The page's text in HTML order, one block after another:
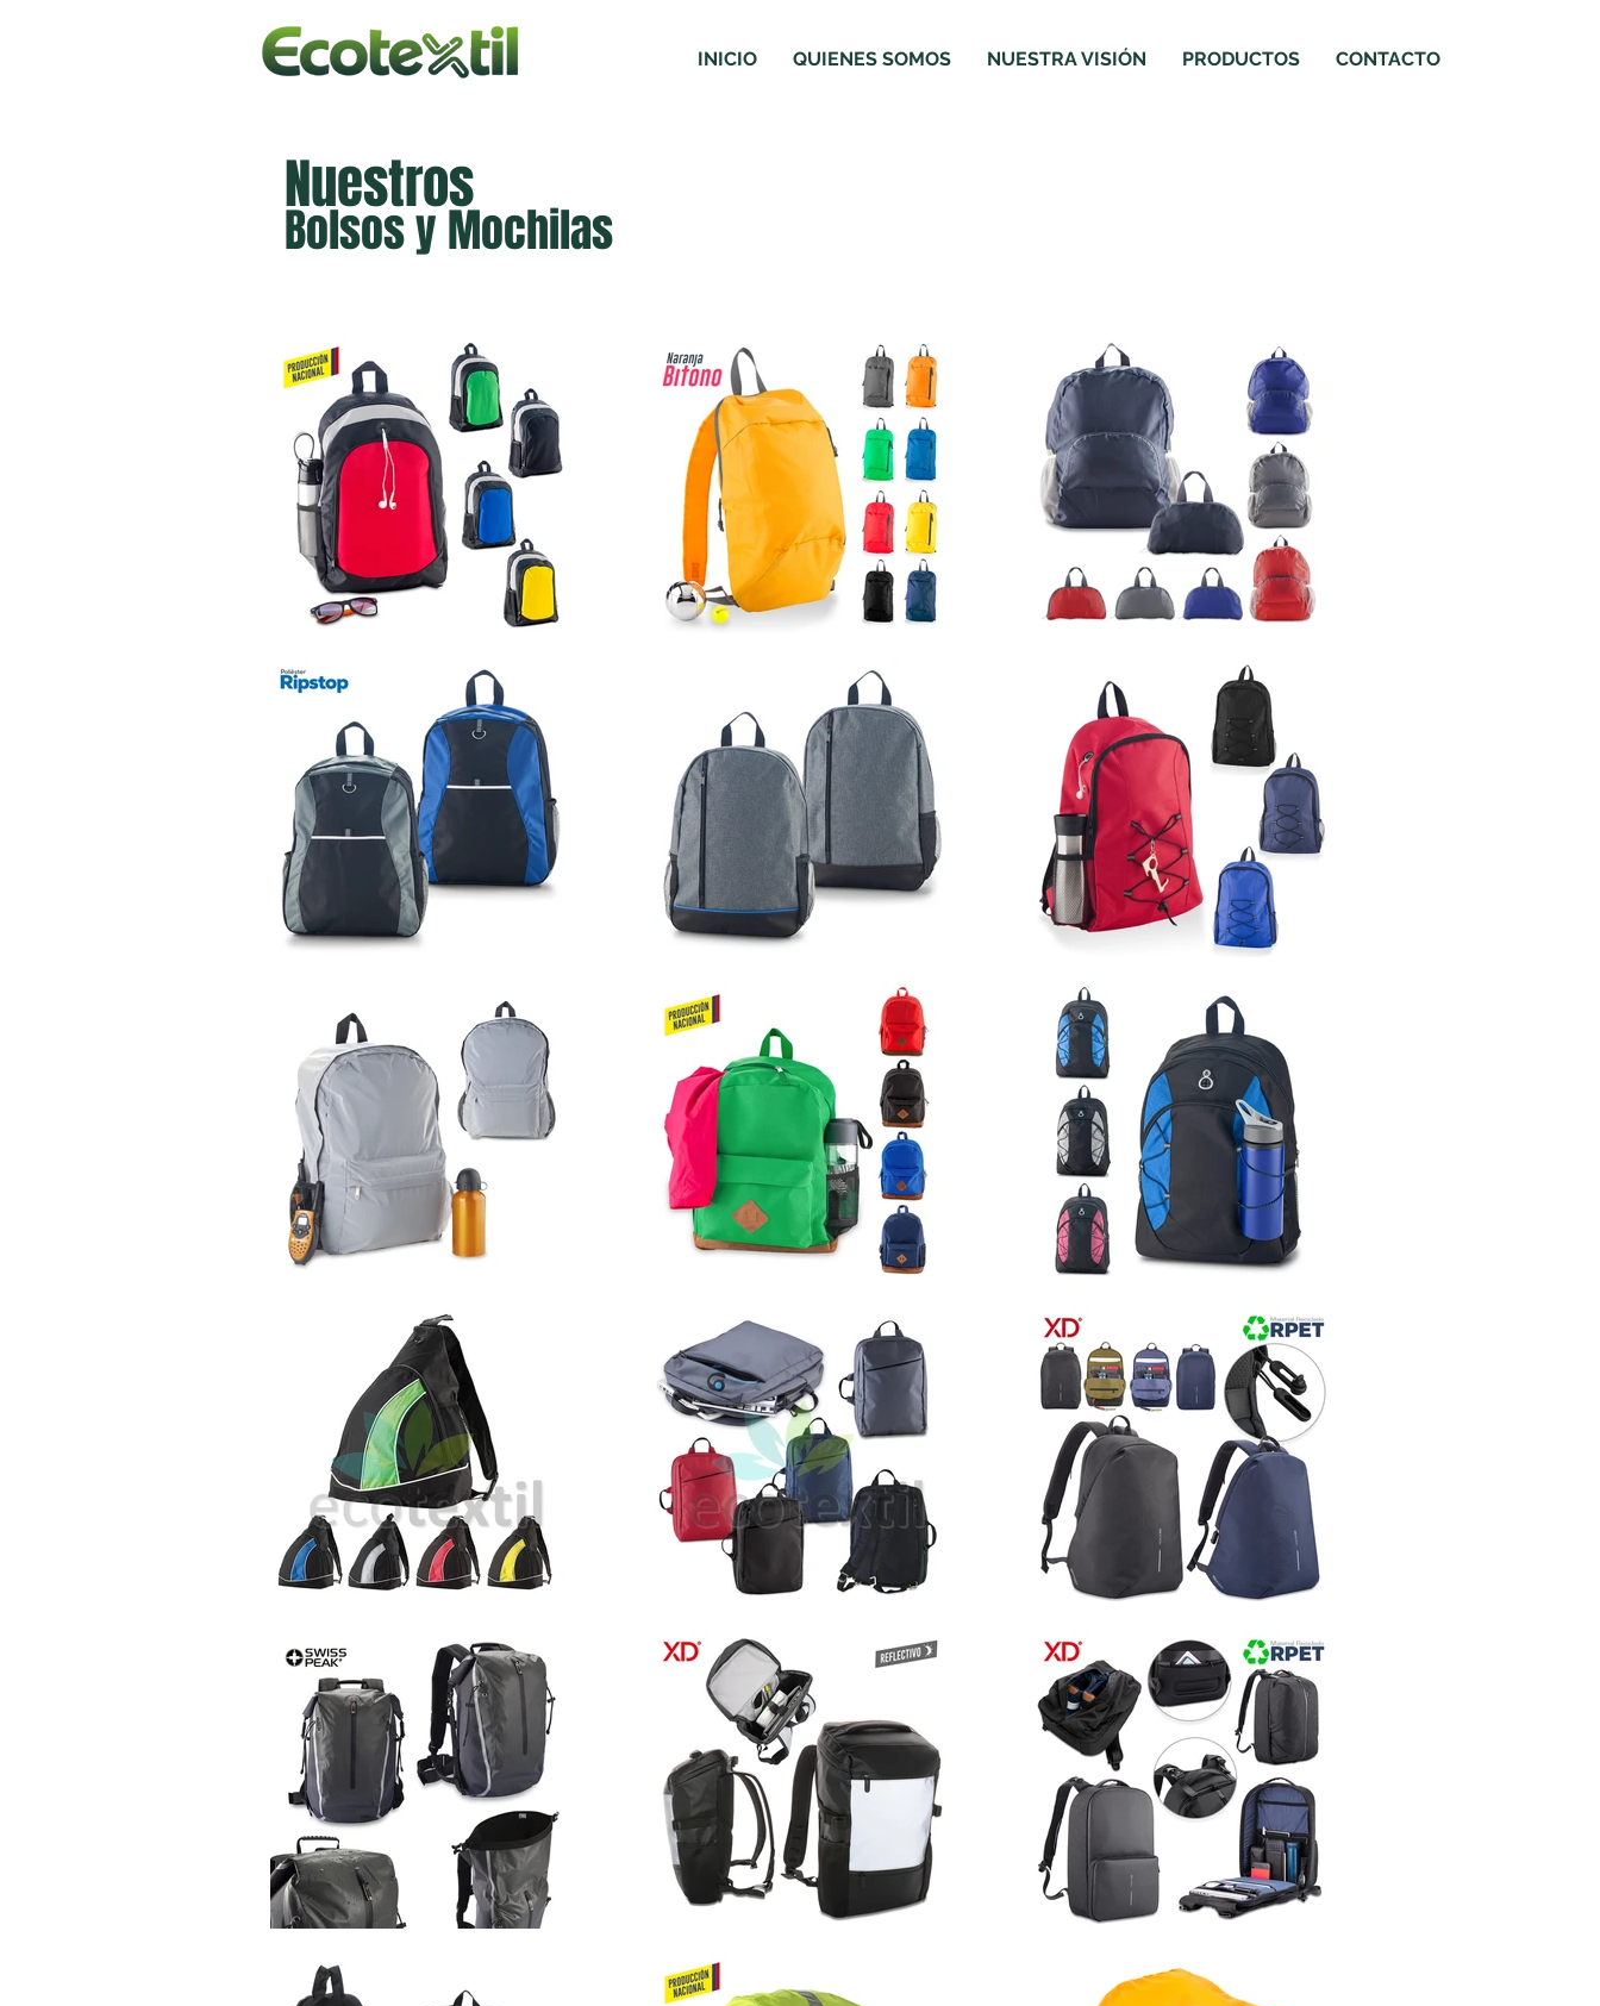
INICIO QUIENES SOMOS NUESTRA VISIÓN PRODUCTOS CONTACTO
Nuestros
Bolsos y Mochilas